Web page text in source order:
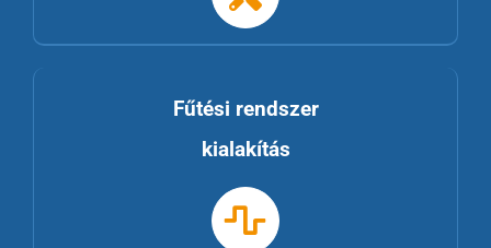
Fűtési rendszer
kialakítás